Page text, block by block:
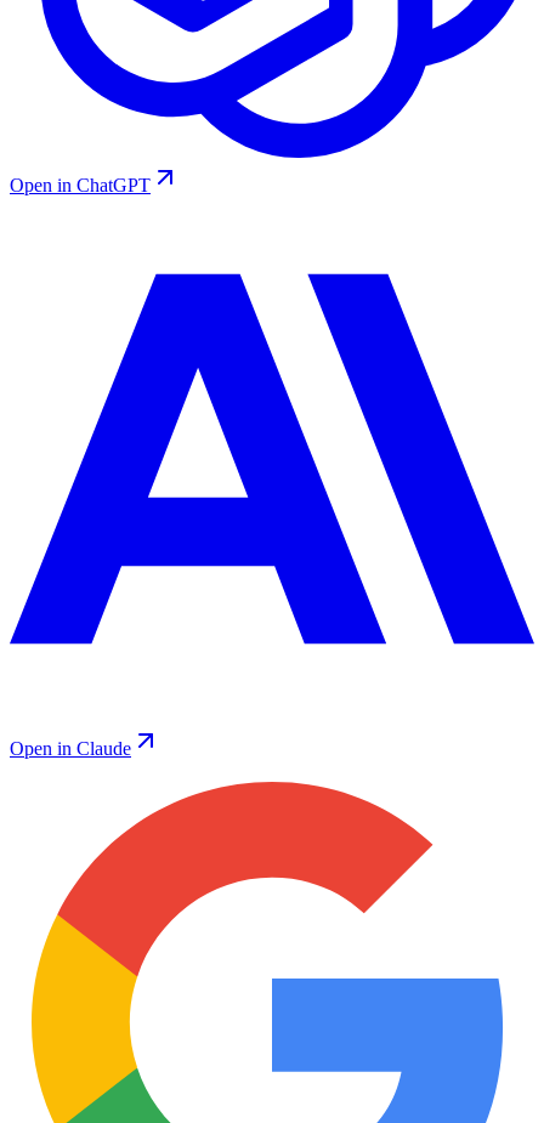
Open in ChatGPT
Open in Claude